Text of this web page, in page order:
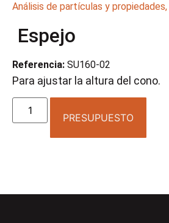
Análisis de partículas y propiedades,
Espejo
Referencia: SU160-02
Para ajustar la altura del cono.
PRESUPUESTO